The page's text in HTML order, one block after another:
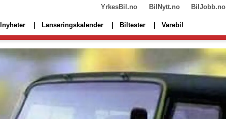
YrkesBil.no BilNytt.no BilJobb.no
Lanseringskalender Biltester Varebil